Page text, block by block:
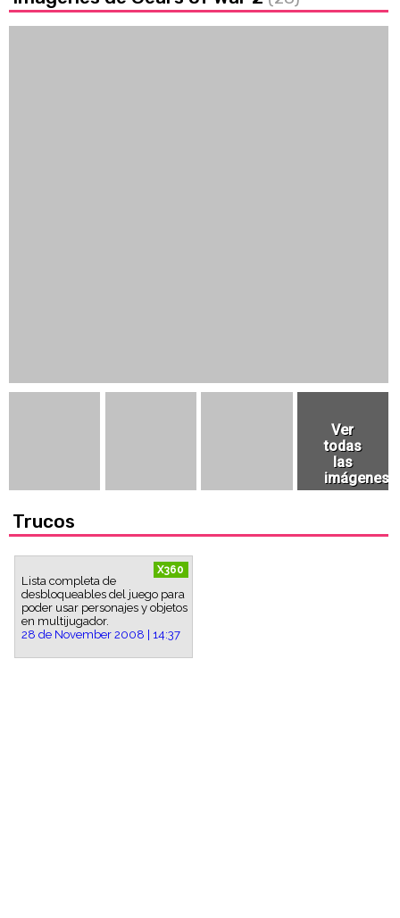
Trucos
X360
Lista completa de
desbloqueables del juego para
poder usar personajes y objetos
en multijugador.
28 de November 2008 | 14:37